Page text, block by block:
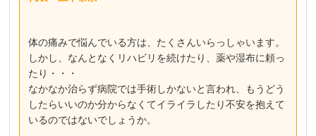
体の痛みで悩んでいる方は、たくさんいらっしゃいます。
しかし、なんとなくリハビリを続けたり、薬や湿布に頼っ
たり・・・
なかなか治らず病院では手術しかないと言われ、もうどう
したらいいのか分からなくてイライラしたり不安を抱えて
いるのではないでしょうか。